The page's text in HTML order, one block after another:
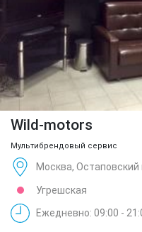
Wild-motors
Мультибрендовый сервис
Москва, Остаповский
Угрешская
Ежедневно: 09:00 -